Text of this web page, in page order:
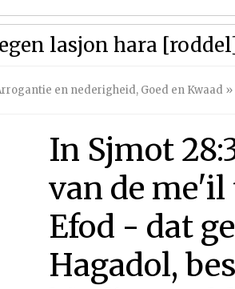
lasjon hara
en nederigheid, Goed en Kwaad »
In Sjmot
van de
Efod - dat
Hagadol,